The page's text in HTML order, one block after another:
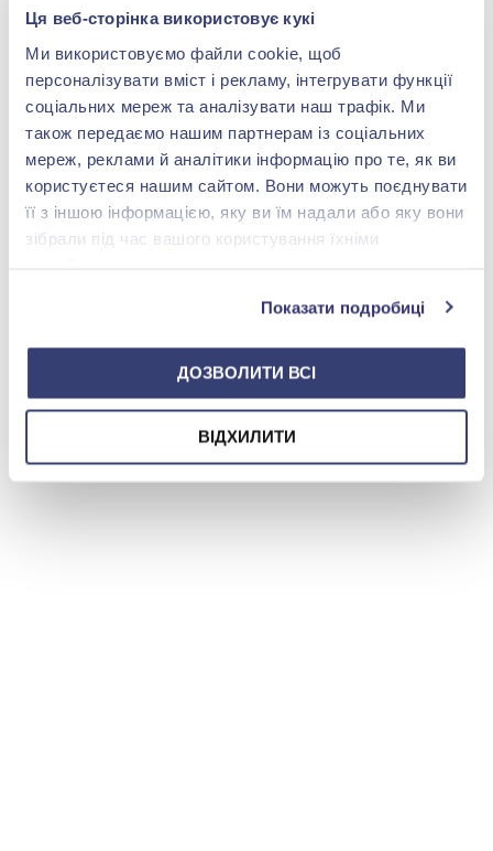
Ця веб-сторінка використовує кукі
Ми використовуємо файли cookie, щоб
персоналізувати вміст і рекламу, інтегрувати функції
соціальних мереж та аналізувати наш трафік. Ми
також передаємо нашим партнерам із соціальних
мереж, реклами й аналітики інформацію про те, як ви
користуєтеся нашим сайтом. Вони можуть поєднувати
її з іншою інформацією, яку ви їм надали або яку вони
зібрали під час вашого користування їхніми
Показати подробиці
ДОЗВОЛИТИ ВСІ
ВІДХИЛИТИ
Подробнее
shop@zolotakoroleva.ua
0 800 501 276